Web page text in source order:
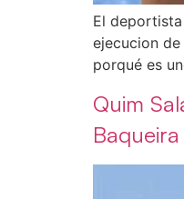
El
ejecucion
porqué es
Quim